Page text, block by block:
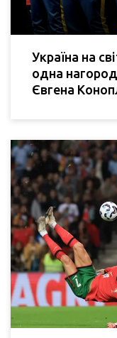
Україна на
одна
Євгена